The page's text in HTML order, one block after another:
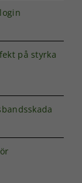
på styrka